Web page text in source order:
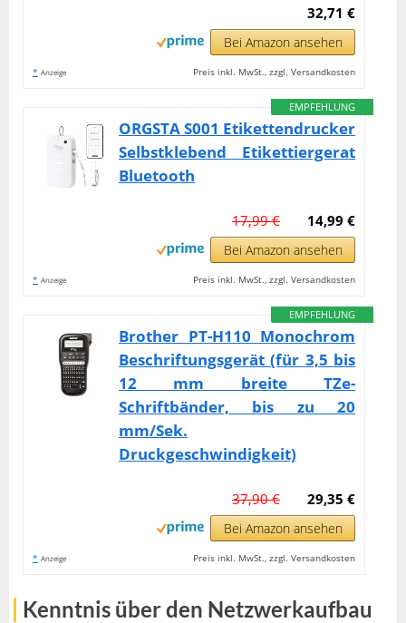
32,71 €
Bei Amazon ansehen
* Anzeige Preis inkl. MwSt., zzgl. Versandkosten
EMPFEHLUNG
ORGSTA S001 Etikettendrucker
Selbstklebend Etikettiergerat
Bluetooth
14,99 €
17,99 €
Bei Amazon ansehen
* Anzeige Preis inkl. MwSt., zzgl. Versandkosten
EMPFEHLUNG
Brother PT-H110 Monochrom
Beschriftungsgerät (für 3,5 bis
12 mm breite TZe-
Schriftbänder, bis zu 20
mm/Sek.
Druckgeschwindigkeit)
29,35 €
37,90 €
Bei Amazon ansehen
* Anzeige Preis inkl. MwSt., zzgl. Versandkosten
Kenntnis über den Netzwerkaufbau